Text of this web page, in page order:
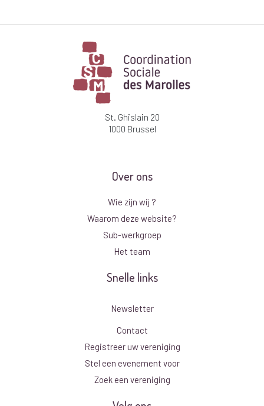
St. Ghislain 20
1000 Brussel
Over ons
Wie zijn wij ?
Waarom deze website?
Sub-werkgroep
Het team
Snelle links
Newsletter
Contact
Registreer uw vereniging
Stel een evenement voor
Zoek een vereniging